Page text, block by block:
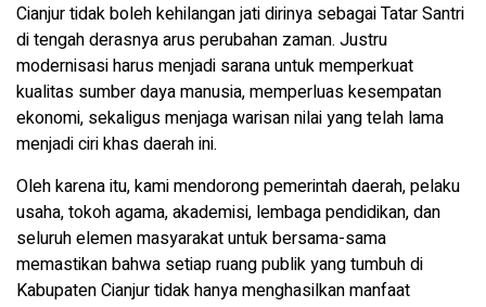
Cianjur tidak boleh kehilangan jati dirinya sebagai Tatar Santri
di tengah derasnya arus perubahan zaman. Justru
modernisasi harus menjadi sarana untuk memperkuat
kualitas sumber daya manusia, memperluas kesempatan
ekonomi, sekaligus menjaga warisan nilai yang telah lama
menjadi ciri khas daerah ini.
Oleh karena itu, kami mendorong pemerintah daerah, pelaku
usaha, tokoh agama, akademisi, lembaga pendidikan, dan
seluruh elemen masyarakat untuk bersama-sama
memastikan bahwa setiap ruang publik yang tumbuh di
Kabupaten Cianjur tidak hanya menghasilkan manfaat